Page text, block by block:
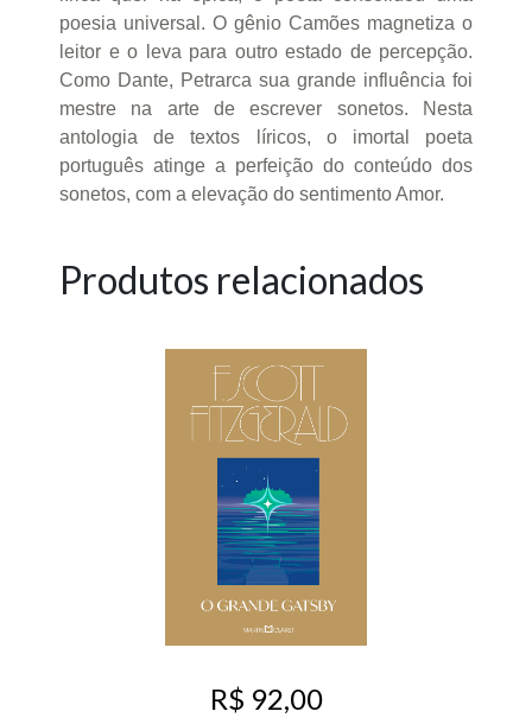
poesia universal. O gênio Camões magnetiza o
leitor e o leva para outro estado de percepção.
Como Dante, Petrarca sua grande influência foi
mestre na arte de escrever sonetos. Nesta
antologia de textos líricos, o imortal poeta
português atinge a perfeição do conteúdo dos
sonetos, com a elevação do sentimento Amor.
Produtos relacionados
R$ 92,00